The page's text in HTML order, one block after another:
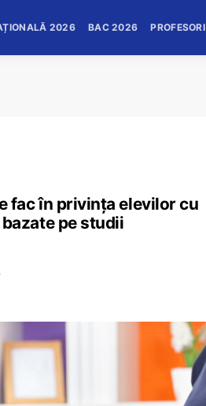
2026 BAC 2026 PROFESORI
fac în privința elevilor cu
pe studii